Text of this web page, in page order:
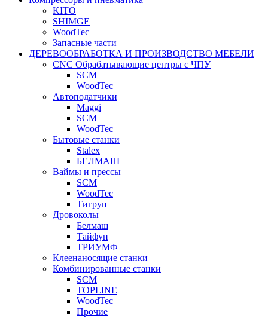
KITO
SHIMGE
WoodTec
Запасные части
ДЕРЕВООБРАБОТКА И ПРОИЗВОДСТВО МЕБЕЛИ
CNC Обрабатывающие центры с ЧПУ
SCM
WoodTec
Автоподатчики
Maggi
SCM
WoodTec
Бытовые станки
Stalex
БЕЛМАШ
Ваймы и прессы
SCM
WoodTec
Тигруп
Дровоколы
Белмаш
Тайфун
ТРИУМФ
Клеенаносящие станки
Комбинированные станки
SCM
TOPLINE
WoodTec
Прочие